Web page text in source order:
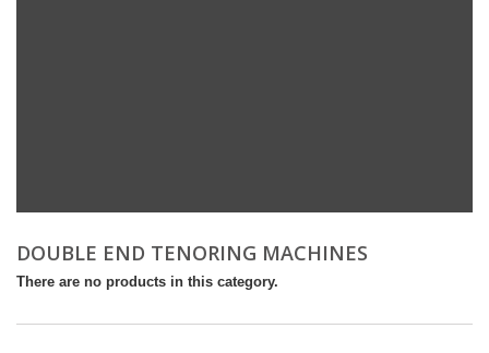
DOUBLE END TENORING MACHINES
There are no products in this category.